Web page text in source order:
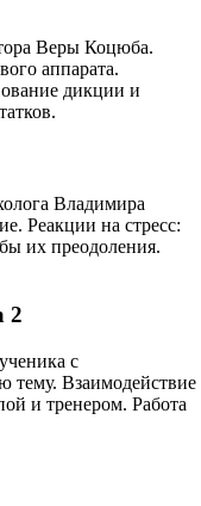
Веры Коцюба.
аппарата.
дикции и
Владимира
Реакции на стресс:
их преодоления.
2
с
тему. Взаимодействие
и тренером. Работа